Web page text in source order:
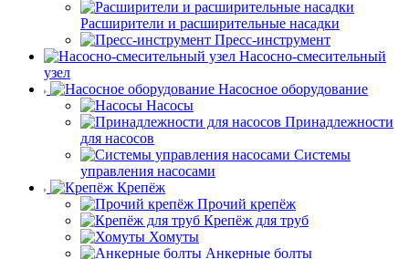
Расширители и расширительные насадки
Пресс-инструмент
Насосно-смесительный
узел
Насосное оборудование
Насосы
Принадлежности
для насосов
Системы
управления насосами
Крепёж
Прочий крепёж
Крепёж для труб
Хомуты
Анкерные болты